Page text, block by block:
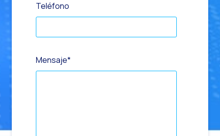
Teléfono
Mensaje*